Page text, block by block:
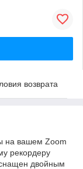
возврата
на вашем Zoom
рекордеру
двойным